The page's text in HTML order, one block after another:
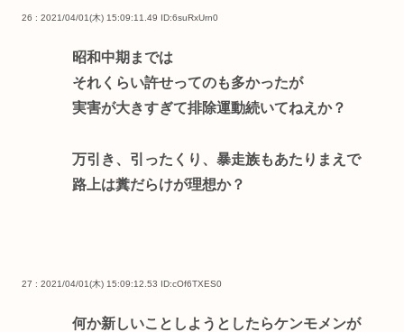
26 : 2021/04/01(木) 15:09:11.49 ID:6suRxUrn0
昭和中期までは
それくらい許せってのも多かったが
実害が大きすぎて排除運動続いてねえか？
万引き、引ったくり、暴走族もあたりまえで
路上は糞だらけが理想か？
27 : 2021/04/01(木) 15:09:12.53 ID:cOf6TXES0
何か新しいことしようとしたらケンモメンが